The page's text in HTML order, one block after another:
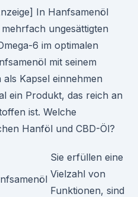
In Hanfsamenöl
ungesättigten
6 im optimalen
mit seinem
Kapsel einnehmen
ein Produkt, das reich an
ist. Welche
Hanföl und CBD-Öl?
Sie erfüllen eine
Vielzahl von
Funktionen, sind